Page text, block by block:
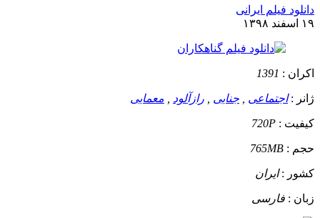
دانلود فیلم ایرانی
۱۹ اسفند ۱۳۹۸
اکران : 1391
ژانر :اجتماعی جنایی رازآلود معمایی
کیفیت : 720P
حجم : 765MB
کشور :ایران
زبان : فارسی